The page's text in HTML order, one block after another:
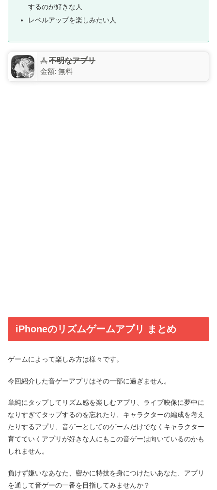
するのが好きな人
レベルアップを楽しみたい人
不明なアプリ
金額: 無料
iPhoneのリズムゲームアプリ まとめ
ゲームによって楽しみ方は様々です。
今回紹介した音ゲーアプリはその一部に過ぎません。
単純にタップしてリズム感を楽しむアプリ、ライブ映像に夢中に
なりすぎてタップするのを忘れたり、キャラクターの編成を考え
たりするアプリ、音ゲーとしてのゲームだけでなくキャラクター
育てていくアプリが好きな人にもこの音ゲーは向いているのかも
しれません。
負けず嫌いなあなた、密かに特技を身につけたいあなた、アプリ
を通して音ゲーの一番を目指してみませんか？